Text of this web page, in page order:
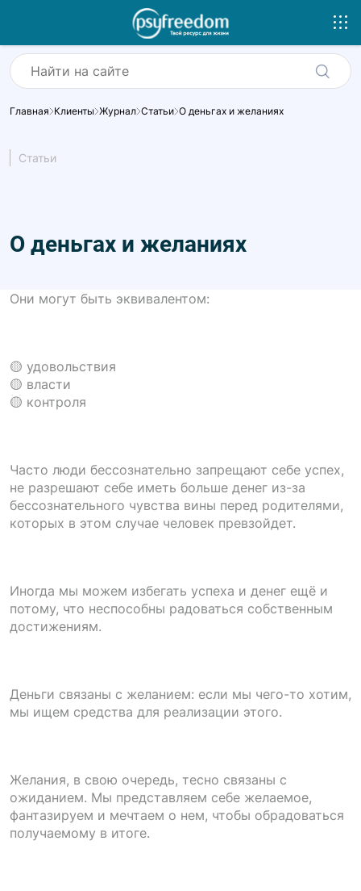
Главная Клиенты Журнал Статьи О деньгах и желаниях
Статьи
О деньгах и желаниях
Они могут быть эквивалентом:
🟡 удовольствия
🟡 власти
🟡 контроля
Часто люди бессознательно запрещают себе успех,
не разрешают себе иметь больше денег из-за
бессознательного чувства вины перед родителями,
которых в этом случае человек превзойдет.
Иногда мы можем избегать успеха и денег ещё и
потому, что неспособны радоваться собственным
достижениям.
Деньги связаны с желанием: если мы чего-то хотим,
мы ищем средства для реализации этого.
Желания, в свою очередь, тесно связаны с
ожиданием. Мы представляем себе желаемое,
фантазируем и мечтаем о нем, чтобы обрадоваться
получаемому в итоге.